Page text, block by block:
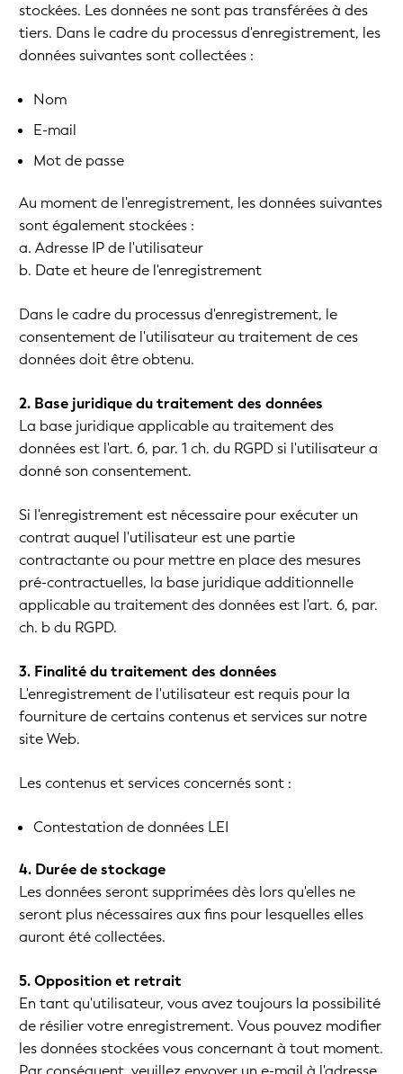
stockées. Les données ne sont pas transférées à des
tiers. Dans le cadre du processus d'enregistrement, les
données suivantes sont collectées :
Nom
E-mail
Mot de passe
Au moment de l'enregistrement, les données suivantes
sont également stockées :
a. Adresse IP de l'utilisateur
b. Date et heure de l'enregistrement
Dans le cadre du processus d'enregistrement, le
consentement de l'utilisateur au traitement de ces
données doit être obtenu.
2. Base juridique du traitement des données
La base juridique applicable au traitement des
données est l'art. 6, par. 1 ch. du RGPD si l'utilisateur a
donné son consentement.
Si l'enregistrement est nécessaire pour exécuter un
contrat auquel l'utilisateur est une partie
contractante ou pour mettre en place des mesures
pré-contractuelles, la base juridique additionnelle
applicable au traitement des données est l'art. 6, par.
ch. b du RGPD.
3. Finalité du traitement des données
L'enregistrement de l'utilisateur est requis pour la
fourniture de certains contenus et services sur notre
site Web.
Les contenus et services concernés sont :
Contestation de données LEI
4. Durée de stockage
Les données seront supprimées dès lors qu'elles ne
seront plus nécessaires aux fins pour lesquelles elles
auront été collectées.
5. Opposition et retrait
En tant qu'utilisateur, vous avez toujours la possibilité
de résilier votre enregistrement. Vous pouvez modifier
les données stockées vous concernant à tout moment.